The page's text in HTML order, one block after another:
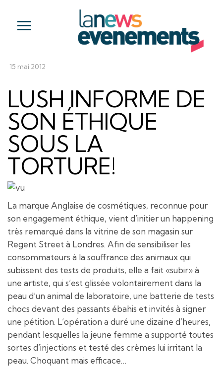
15 mai 2012
LUSH INFORME DE
SON ÉTHIQUE
SOUS LA
TORTURE!
La marque Anglaise de cosmétiques, reconnue pour
son engagement éthique, vient d’initier un happening
très remarqué dans la vitrine de son magasin sur
Regent Street à Londres. Afin de sensibiliser les
consommateurs à la souffrance des animaux qui
subissent des tests de produits, elle a fait «subir» à
une artiste, qui s’est glissée volontairement dans la
peau d’un animal de laboratoire, une batterie de tests
chocs devant des passants ébahis et invités à signer
une pétition. L’opération a duré une dizaine d’heures,
pendant lesquelles la jeune femme a supporté toutes
sortes d’injections et testé des crèmes lui irritant la
peau. Choquant mais efficace…